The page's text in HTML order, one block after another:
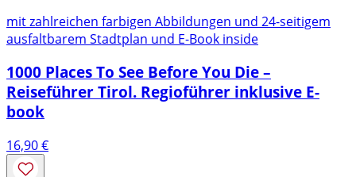
mit zahlreichen farbigen Abbildungen und 24-seitigem
ausfaltbarem Stadtplan und E-Book inside
1000 Places To See Before You Die –
Reiseführer Tirol. Regioführer inklusive E-
book
16,90€